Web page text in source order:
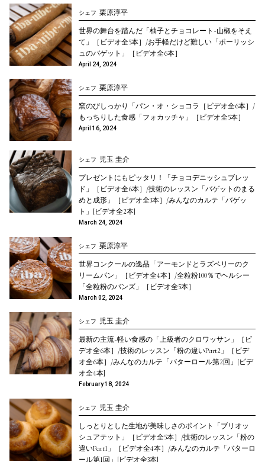
シェフ 栗原淳平
世界の舞台を踏んだ「柚子とチョコレート~山椒をそえ
て」［ビデオ全5本］/お手軽だけど難しい「ポーリッシ
ュのバゲット」［ビデオ全6本］
April 24, 2024
シェフ 栗原淳平
窯のびしっかり「パン・オ・ショコラ［ビデオ全6本］/
もっちりした食感「フォカッチャ」［ビデオ全5本］
April 16, 2024
シェフ 児玉 圭介
プレゼントにもピッタリ！「チョコデニッシュブレッ
ド」［ビデオ全6本］/技術のレッスン「バゲットのまる
めと成形」［ビデオ全3本］/みんなのカルテ「バゲッ
ト」[ビデオ全2本]
March 24, 2024
シェフ 栗原淳平
世界コンクールの逸品「アーモンドとラズベリーのク
リームパン」［ビデオ全4本］/全粒粉100％でヘルシー
「全粒粉のバンズ」［ビデオ全5本］
March 02, 2024
シェフ 児玉 圭介
最新の主流~軽い食感の「上級者のクロワッサン」［ビ
デオ全6本］/技術のレッスン「粉の違いPart2」［ビデ
オ全6本］/みんなのカルテ「バターロール第2回」[ビデ
オ全4本]
February 18, 2024
シェフ 児玉 圭介
しっとりとした生地が美味しさのポイント「ブリオッ
シュアテット」［ビデオ全5本］/技術のレッスン「粉の
違いPart1」［ビデオ全4本］/みんなのカルテ「バターロ
ール第1回」[ビデオ全3本]
お申し込み
このレッスンだけ見る ¥1,620